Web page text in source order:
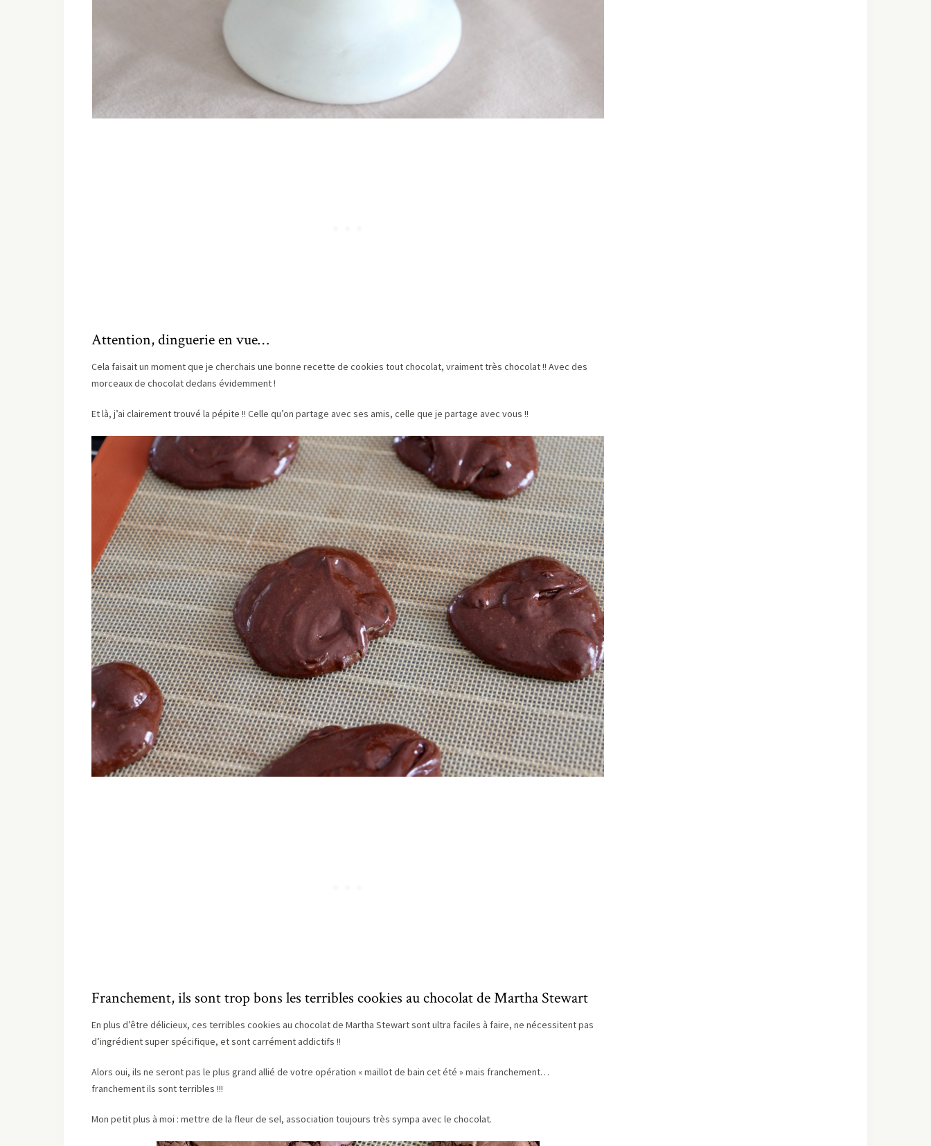
Attention, dinguerie en vue…
Cela faisait un moment que je cherchais une bonne recette de cookies tout chocolat, vraiment très chocolat !! Avec des
morceaux de chocolat dedans évidemment !
Et là, j’ai clairement trouvé la pépite !! Celle qu’on partage avec ses amis, celle que je partage avec vous !!
Franchement, ils sont trop bons les terribles cookies au chocolat de Martha Stewart
En plus d’être délicieux, ces terribles cookies au chocolat de Martha Stewart sont ultra faciles à faire, ne nécessitent pas
d’ingrédient super spécifique, et sont carrément addictifs !!
Alors oui, ils ne seront pas le plus grand allié de votre opération « maillot de bain cet été » mais franchement…
franchement ils sont terribles !!!
Mon petit plus à moi : mettre de la fleur de sel, association toujours très sympa avec le chocolat.